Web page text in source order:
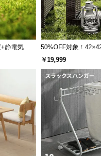
る強化ガラス製
の強化ガラスを採用して
いただけます。
静電気防
2×10m
50%OFF対象！
ガーデンテーブル
￥19,999